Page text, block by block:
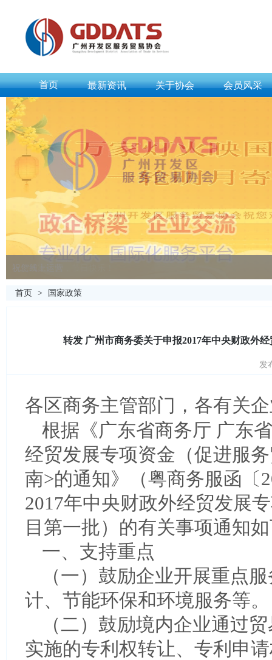
首页 最新资讯 关于协会 会员风采
祝贺线上运营
首页 > 国家政策
转发 广州市商务委关于申报2017年中央财政外
发
各区商务主管部门，各有关
根据《广东省商务厅 广东
经贸发展专项资金（促进服
南>的通知》（粤商务服函〔
2017年中央财政外经贸发展
目第一批）的有关事项通知
一、支持重点
（一）鼓励企业开展重点
计、节能环保和环境服务等。
（二）鼓励境内企业通过
实施的专利权转让、专利申